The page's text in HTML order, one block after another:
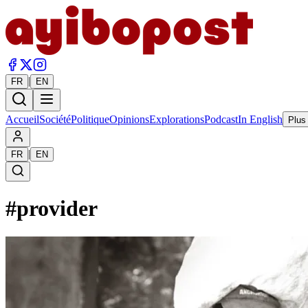
FR | EN
AccueilSociétéPolitiqueOpinionsExplorationsPodcastIn English Plus
FR | EN
#provider